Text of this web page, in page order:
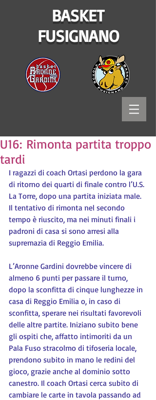
BASKET
FUSIGNANO
U16: Rimonta partita troppo
tardi
I ragazzi di coach Ortasi perdono la gara
di ritorno dei quarti di finale contro l’U.S.
La Torre, dopo una partita iniziata male.
Il tentativo di rimonta nel secondo
tempo è riuscito, ma nei minuti finali i
padroni di casa si sono arresi alla
supremazia di Reggio Emilia.
L’Aronne Gardini dovrebbe vincere di
almeno 6 punti per passare il turno,
dopo la sconfitta di cinque lunghezze in
casa di Reggio Emilia o, in caso di
sconfitta, sperare nei risultati favorevoli
delle altre partite. Iniziano subito bene
gli ospiti che, affatto intimoriti da un
Pala Fuso stracolmo di tifoseria locale,
prendono subito in mano le redini del
gioco, grazie anche al dominio sotto
canestro. Il coach Ortasi cerca subito di
cambiare le carte in tavola passando ad